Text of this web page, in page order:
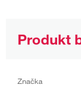
Produkt
Značka